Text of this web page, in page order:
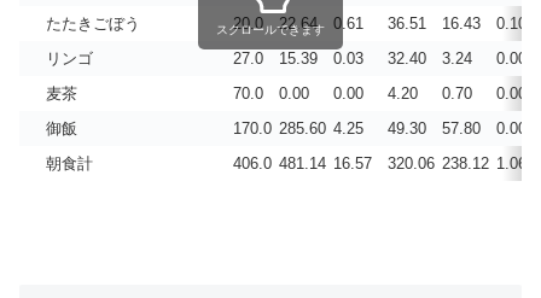
たたきごぼう
20.0 22.64 0.61 36.51 16.43
0.102
リンゴ
27.0 15.39 0.03 32.40 3.24
0.000
麦茶
70.0 0.00 0.00 4.20 0.70
0.000
御飯
170.0 285.60 4.25 49.30 57.80
0.004
朝食計
406.0 481.14 16.57 320.06 238.12 1.069
スクロールできます